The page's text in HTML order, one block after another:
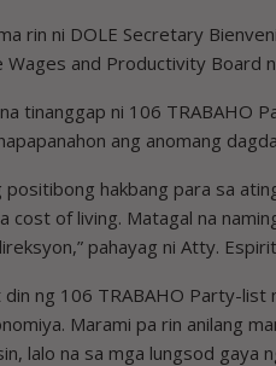
rin ni DOLE Secretary
and Productivity Board
tinanggap ni 106 TRABAHO
ang anomang
positibong hakbang para sa
cost of living. Matagal na
pahayag ni Atty.
din ng 106 TRABAHO Party-list
Marami pa rin anilang
lalo na sa mga lungsod gaya